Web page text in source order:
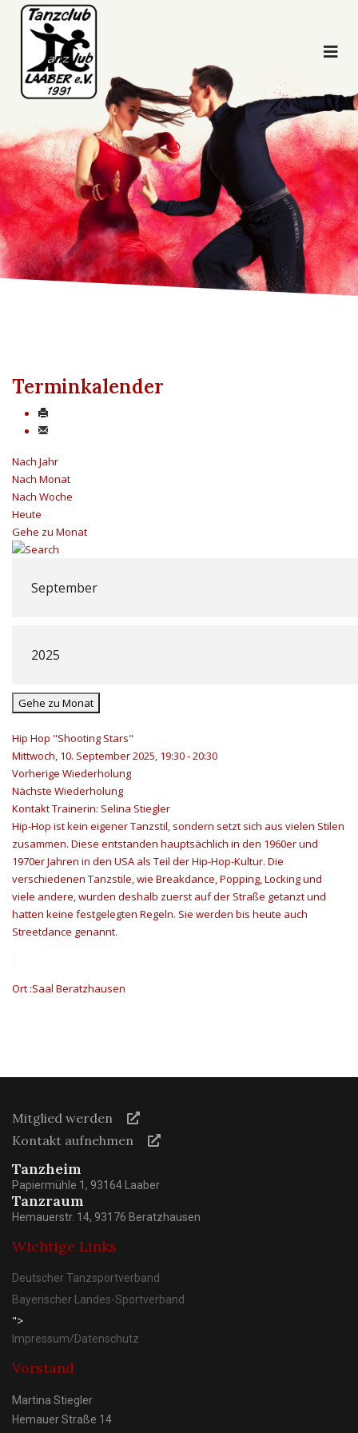
Terminkalender
Nach Jahr
Nach Monat
Nach Woche
Heute
Gehe zu Monat
Gehe zu Monat
Hip Hop "Shooting Stars"
Mittwoch, 10. September 2025, 19:30 - 20:30
Vorherige Wiederholung
Nächste Wiederholung
KontaktTrainerin: Selina Stiegler
Hip-Hop ist kein eigener Tanzstil, sondern setzt sich aus vielen Stilen
zusammen. Diese entstanden hauptsächlich in den 1960er und
1970er Jahren in den USA als Teil der Hip-Hop-Kultur. Die
verschiedenen Tanzstile, wie Breakdance, Popping, Locking und
viele andere, wurden deshalb zuerst auf der Straße getanzt und
hatten keine festgelegten Regeln. Sie werden bis heute auch
Streetdance genannt.
Ort :Saal Beratzhausen
Mitglied werden
Kontakt aufnehmen
Tanzheim
Papiermühle 1, 93164 Laaber
Tanzraum
Hemauerstr. 14, 93176 Beratzhausen
Wichtige Links
Deutscher Tanzsportverband
Bayerischer Landes-Sportverband
">
Impressum/Datenschutz
Vorstand
Martina Stiegler
Hemauer Straße 14